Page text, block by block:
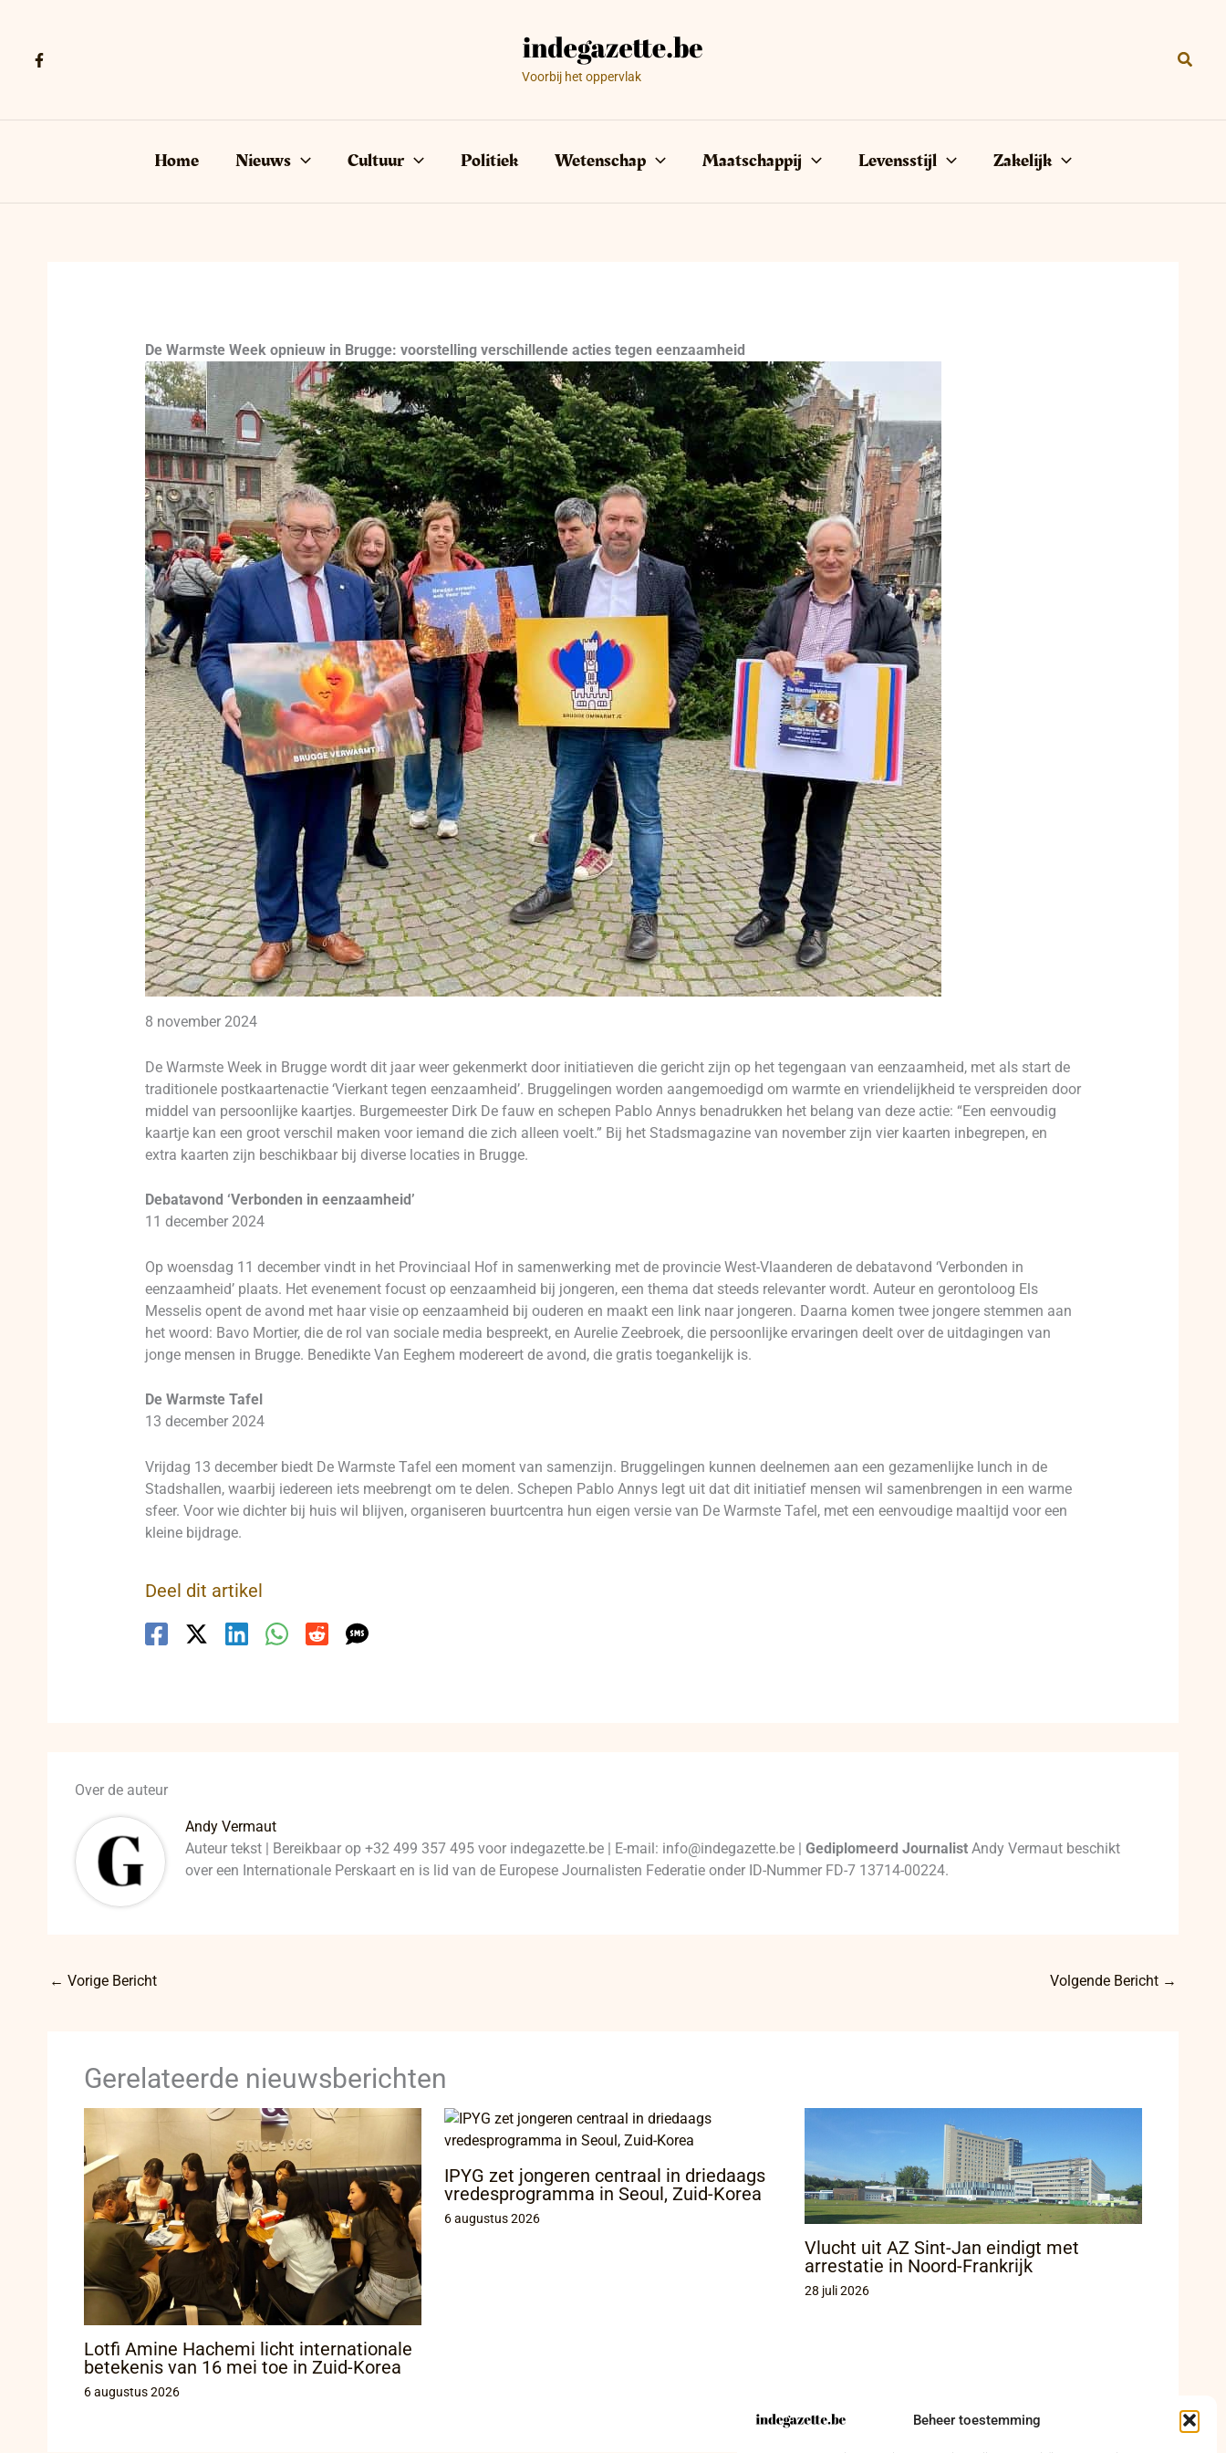
Beheer toestemming
Voorbij het oppervlak
Home Nieuws Cultuur Politiek Wetenschap Maatschappij Levensstijl Zakelijk
De Warmste Week opnieuw in Brugge: voorstelling verschillende acties tegen eenzaamheid
8 november 2024
De Warmste Week in Brugge wordt dit jaar weer gekenmerkt door initiatieven die gericht zijn op het tegengaan van eenzaamheid, met als start de
traditionele postkaartenactie ‘Vierkant tegen eenzaamheid’. Bruggelingen worden aangemoedigd om warmte en vriendelijkheid te verspreiden door
middel van persoonlijke kaartjes. Burgemeester Dirk De fauw en schepen Pablo Annys benadrukken het belang van deze actie: “Een eenvoudig
kaartje kan een groot verschil maken voor iemand die zich alleen voelt.” Bij het Stadsmagazine van november zijn vier kaarten inbegrepen, en
extra kaarten zijn beschikbaar bij diverse locaties in Brugge.
Debatavond ‘Verbonden in eenzaamheid’
11 december 2024
Op woensdag 11 december vindt in het Provinciaal Hof in samenwerking met de provincie West-Vlaanderen de debatavond ‘Verbonden in
eenzaamheid’ plaats. Het evenement focust op eenzaamheid bij jongeren, een thema dat steeds relevanter wordt. Auteur en gerontoloog Els
Messelis opent de avond met haar visie op eenzaamheid bij ouderen en maakt een link naar jongeren. Daarna komen twee jongere stemmen aan
het woord: Bavo Mortier, die de rol van sociale media bespreekt, en Aurelie Zeebroek, die persoonlijke ervaringen deelt over de uitdagingen van
jonge mensen in Brugge. Benedikte Van Eeghem modereert de avond, die gratis toegankelijk is.
De Warmste Tafel
13 december 2024
Vrijdag 13 december biedt De Warmste Tafel een moment van samenzijn. Bruggelingen kunnen deelnemen aan een gezamenlijke lunch in de
Stadshallen, waarbij iedereen iets meebrengt om te delen. Schepen Pablo Annys legt uit dat dit initiatief mensen wil samenbrengen in een warme
sfeer. Voor wie dichter bij huis wil blijven, organiseren buurtcentra hun eigen versie van De Warmste Tafel, met een eenvoudige maaltijd voor een
kleine bijdrage.
Deel dit artikel
Over de auteur
Andy Vermaut
Auteur tekst | Bereikbaar op +32 499 357 495 voor indegazette.be | E-mail: info@indegazette.be |Gediplomeerd Journalist Andy Vermaut beschikt
over een Internationale Perskaart en is lid van de Europese Journalisten Federatie onder ID-Nummer FD-7 13714-00224.
← Vorige Bericht Volgende Bericht →
Gerelateerde nieuwsberichten
Lotfi Amine Hachemi licht internationale
betekenis van 16 mei toe in Zuid-Korea
6 augustus 2026
IPYG zet jongeren centraal in driedaags
vredesprogramma in Seoul, Zuid-Korea
6 augustus 2026
Vlucht uit AZ Sint-Jan eindigt met
arrestatie in Noord-Frankrijk
28 juli 2026